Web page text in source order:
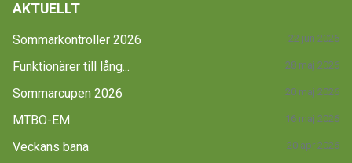
AKTUELLT
Sommarkontroller 2026 22 jun 2026
Funktionärer till lång... 28 maj 2026
Sommarcupen 2026 20 maj 2026
MTBO-EM 16 maj 2026
Veckans bana 20 apr 2026